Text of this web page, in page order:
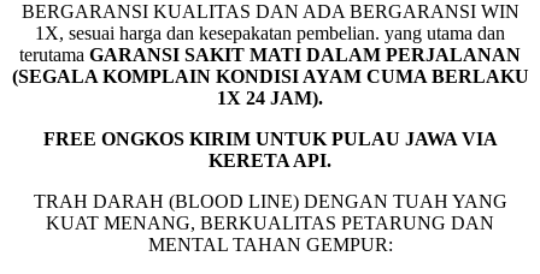
BERGARANSI KUALITAS DAN ADA BERGARANSI WIN
1X, sesuai harga dan kesepakatan pembelian. yang utama dan
terutama GARANSI SAKIT MATI DALAM PERJALANAN
(SEGALA KOMPLAIN KONDISI AYAM CUMA BERLAKU
1X 24 JAM).
FREE ONGKOS KIRIM UNTUK PULAU JAWA VIA
KERETA API.
TRAH DARAH (BLOOD LINE) DENGAN TUAH YANG
KUAT MENANG, BERKUALITAS PETARUNG DAN
MENTAL TAHAN GEMPUR: